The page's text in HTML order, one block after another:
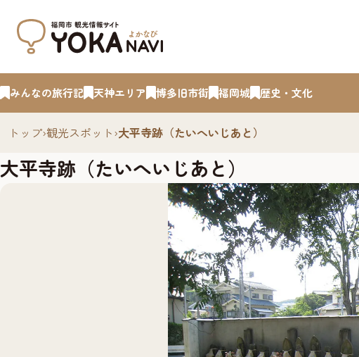
みんなの旅行記 天神エリア 博多旧市街 福岡城 歴史・文化
トップ›観光スポット›大平寺跡（たいへいじあと）
大平寺跡（たいへいじあと）